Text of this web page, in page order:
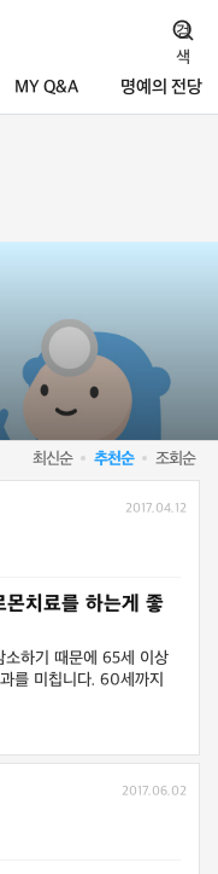
MY Q&A 명예의 전당
검
색
최신순 추천순 조회순
2017.04.12
치료를 하는게 좋
하기 때문에 65세 이상
를 미칩니다. 60세까지
2017.06.02